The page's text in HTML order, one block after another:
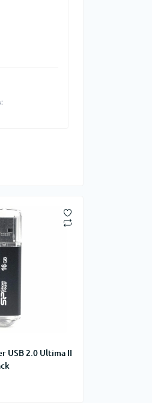
USB 2.0 Ultima II